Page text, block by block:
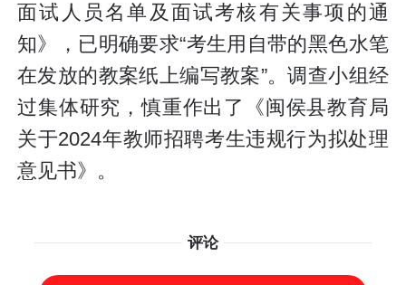
面试人员名单及面试考核有关事项的通
知》，已明确要求“考生用自带的黑色水笔
在发放的教案纸上编写教案”。调查小组经
过集体研究，慎重作出了《闽侯县教育局
关于2024年教师招聘考生违规行为拟处理
意见书》。
评论